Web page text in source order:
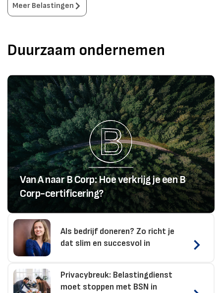
Meer Belastingen
Duurzaam ondernemen
Van A naar B Corp: Hoe verkrijg je een B
Corp-certificering?
Als bedrijf doneren? Zo richt je
dat slim en succesvol in
Privacybreuk: Belastingdienst
moet stoppen met BSN in